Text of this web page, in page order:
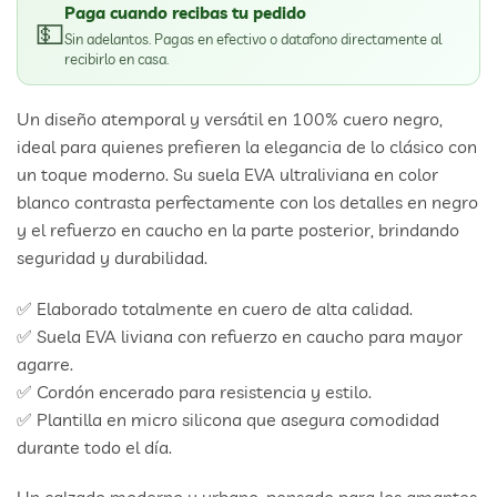
💵
Paga cuando recibas tu pedido
Sin adelantos. Pagas en efectivo o datafono directamente al
recibirlo en casa.
Un diseño atemporal y versátil en 100% cuero negro,
ideal para quienes prefieren la elegancia de lo clásico con
un toque moderno. Su suela EVA ultraliviana en color
blanco contrasta perfectamente con los detalles en negro
y el refuerzo en caucho en la parte posterior, brindando
seguridad y durabilidad.
✅ Elaborado totalmente en cuero de alta calidad.
✅ Suela EVA liviana con refuerzo en caucho para mayor
agarre.
✅ Cordón encerado para resistencia y estilo.
✅ Plantilla en micro silicona que asegura comodidad
durante todo el día.